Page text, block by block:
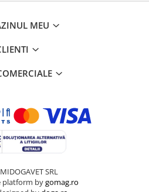
MEU
SRL
platform bygomag.ro